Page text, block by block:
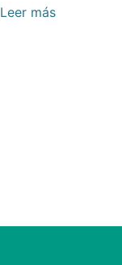
Leer más